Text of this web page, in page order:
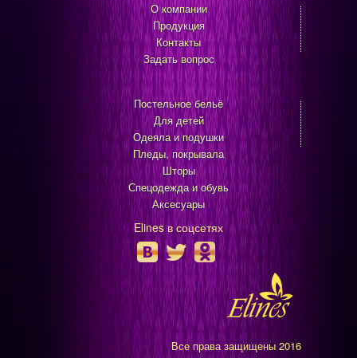
О компании
Продукция
Контакты
Задать вопрос
Постельное бельё
Для детей
Одеяла и подушки
Пледы, покрывала
Шторы
Спецодежда и обувь
Аксесуары
Elines в соцсетях
Все права защищены 2016